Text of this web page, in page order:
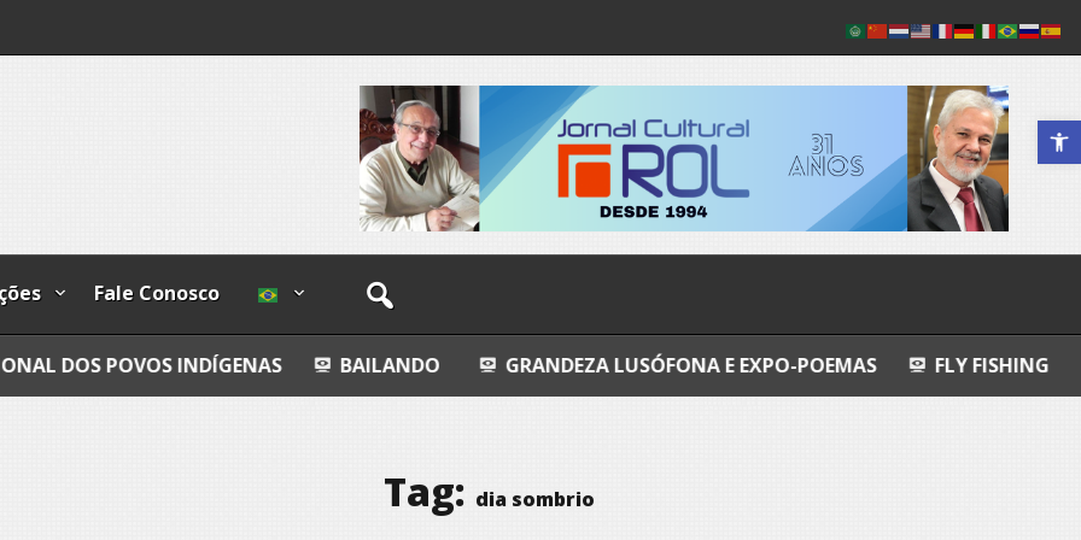
Abrir a
Fale Conosco
INDÍGENAS BAILANDO GRANDEZA LUSÓFONA E EXPO-POEMAS FLY FISHING EU JURO
Tag: dia sombrio